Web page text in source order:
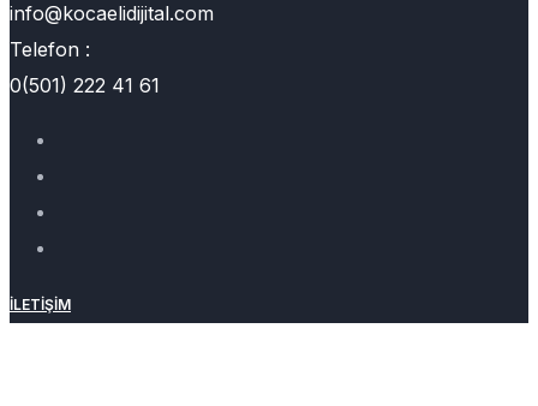
info@kocaelidijital.com
Telefon :
0(501) 222 41 61
İLETIŞIM